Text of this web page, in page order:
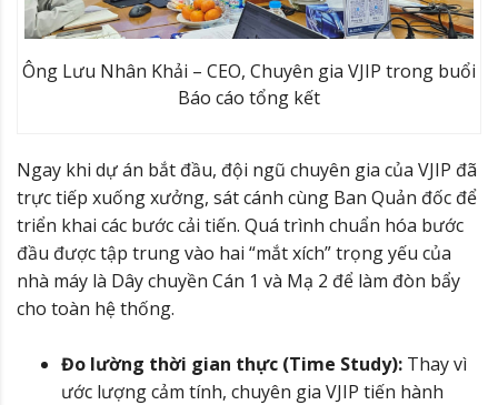
Ông Lưu Nhân Khải – CEO, Chuyên gia VJIP trong buổi
Báo cáo tổng kết
Ngay khi dự án bắt đầu, đội ngũ chuyên gia của VJIP đã
trực tiếp xuống xưởng, sát cánh cùng Ban Quản đốc để
triển khai các bước cải tiến. Quá trình chuẩn hóa bước
đầu được tập trung vào hai “mắt xích” trọng yếu của
nhà máy là Dây chuyền Cán 1 và Mạ 2 để làm đòn bẩy
cho toàn hệ thống.
Đo lường thời gian thực (Time Study): Thay vì
ước lượng cảm tính, chuyên gia VJIP tiến hành